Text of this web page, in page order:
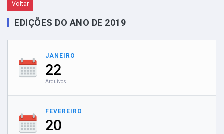
Voltar
EDIÇÕES DO ANO DE 2019
JANEIRO
22
Arquivos
FEVEREIRO
20